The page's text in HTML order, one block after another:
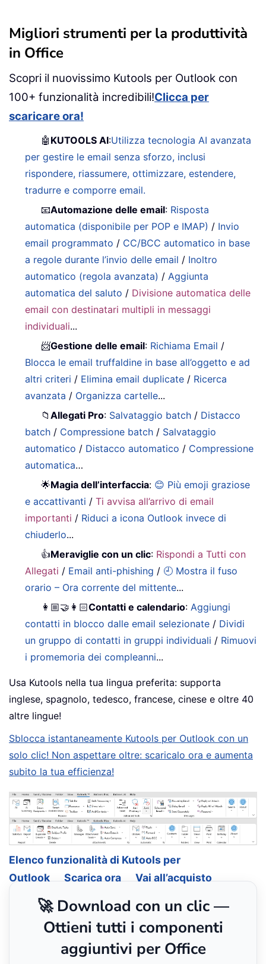
Migliori strumenti per la produttività
in Office
Scopri il nuovissimo Kutools per Outlook con
100+ funzionalità incredibili!Clicca per
scaricare ora!
🤖 KUTOOLS AI:Utilizza tecnologia AI avanzata
per gestire le email senza sforzo, inclusi
rispondere, riassumere, ottimizzare, estendere,
tradurre e comporre email.
📧Automazione delle email: Risposta
automatica (disponibile per POP e IMAP) / Invio
email programmato / CC/BCC automatico in base
a regole durante l’invio delle email / Inoltro
automatico (regola avanzata) / Aggiunta
automatica del saluto / Divisione automatica delle
email con destinatari multipli in messaggi
individuali...
📨Gestione delle email: Richiama Email /
Blocca le email truffaldine in base all’oggetto e ad
altri criteri / Elimina email duplicate / Ricerca
avanzata / Organizza cartelle...
📁Allegati Pro: Salvataggio batch / Distacco
batch / Compressione batch / Salvataggio
automatico / Distacco automatico / Compressione
automatica…
🌟Magia dell’interfaccia: 😊 Più emoji graziose
e accattivanti /Ti avvisa all’arrivo di email
importanti / Riduci a icona Outlook invece di
chiuderlo...
👍Meraviglie con un clic: Rispondi a Tutti con
Allegati / Email anti-phishing / 🕘 Mostra il fuso
orario – Ora corrente del mittente...
👩🏼‍🤝‍👩🏻Contatti e calendario: Aggiungi
contatti in blocco dalle email selezionate / Dividi
un gruppo di contatti in gruppi individuali / Rimuovi
i promemoria dei compleanni...
Usa Kutools nella tua lingua preferita: supporta
inglese, spagnolo, tedesco, francese, cinese e oltre 40
altre lingue!
Sblocca istantaneamente Kutools per Outlook con un
solo clic! Non aspettare oltre: scaricalo ora e aumenta
subito la tua efficienza!
Elenco funzionalità di Kutools per
Outlook
Scarica ora Vai all’acquisto
🚀 Download con un clic —
Ottieni tutti i componenti
aggiuntivi per Office